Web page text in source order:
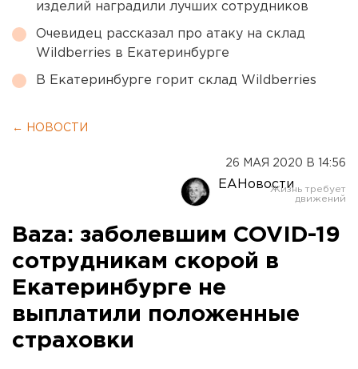
изделий наградили лучших сотрудников
Очевидец рассказал про атаку на склад
Wildberries в Екатеринбурге
В Екатеринбурге горит склад Wildberries
← НОВОСТИ
26 МАЯ 2020 В 14:56
ЕАНовости
Baza: заболевшим COVID-19
сотрудникам скорой в
Екатеринбурге не
выплатили положенные
страховки